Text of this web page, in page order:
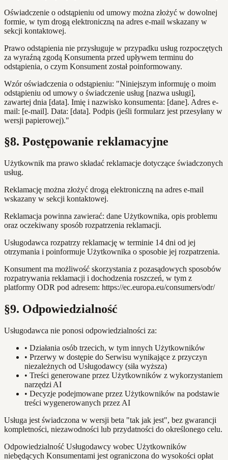
Oświadczenie o odstąpieniu od umowy można złożyć w dowolnej
formie, w tym drogą elektroniczną na adres e-mail wskazany w
sekcji kontaktowej.
Prawo odstąpienia nie przysługuje w przypadku usług rozpoczętych
za wyraźną zgodą Konsumenta przed upływem terminu do
odstąpienia, o czym Konsument został poinformowany.
Wzór oświadczenia o odstąpieniu: "Niniejszym informuję o moim
odstąpieniu od umowy o świadczenie usług [nazwa usługi],
zawartej dnia [data]. Imię i nazwisko konsumenta: [dane]. Adres e-
mail: [e-mail]. Data: [data]. Podpis (jeśli formularz jest przesyłany w
wersji papierowej)."
§8. Postępowanie reklamacyjne
Użytkownik ma prawo składać reklamacje dotyczące świadczonych
usług.
Reklamację można złożyć drogą elektroniczną na adres e-mail
wskazany w sekcji kontaktowej.
Reklamacja powinna zawierać: dane Użytkownika, opis problemu
oraz oczekiwany sposób rozpatrzenia reklamacji.
Usługodawca rozpatrzy reklamację w terminie 14 dni od jej
otrzymania i poinformuje Użytkownika o sposobie jej rozpatrzenia.
Konsument ma możliwość skorzystania z pozasądowych sposobów
rozpatrywania reklamacji i dochodzenia roszczeń, w tym z
platformy ODR pod adresem: https://ec.europa.eu/consumers/odr/
§9. Odpowiedzialność
Usługodawca nie ponosi odpowiedzialności za:
• Działania osób trzecich, w tym innych Użytkowników
• Przerwy w dostępie do Serwisu wynikające z przyczyn
niezależnych od Usługodawcy (siła wyższa)
• Treści generowane przez Użytkowników z wykorzystaniem
narzędzi AI
• Decyzje podejmowane przez Użytkowników na podstawie
treści wygenerowanych przez AI
Usługa jest świadczona w wersji beta "tak jak jest", bez gwarancji
kompletności, niezawodności lub przydatności do określonego celu.
Odpowiedzialność Usługodawcy wobec Użytkowników
niebędących Konsumentami jest ograniczona do wysokości opłat